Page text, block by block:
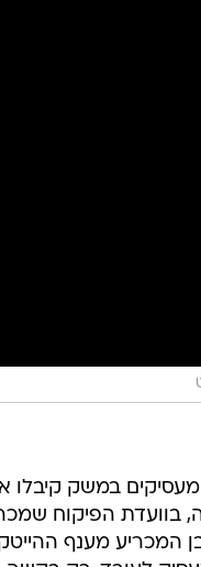
במשק קיבלו
בוועדת הפיקוח
כ-50 בקשות לפיטורים, רובן המכריע מענף